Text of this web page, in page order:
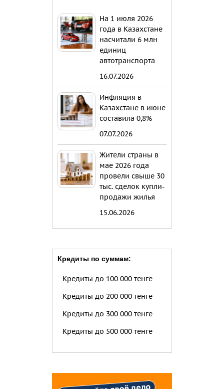
На 1 июля 2026
года в Казахстане
насчитали 6 млн
единиц
автотранспорта
16.07.2026
Инфляция в
Казахстане в июне
составила 0,8%
07.07.2026
Жители страны в
мае 2026 года
провели свыше 30
тыс. сделок купли-
продажи жилья
15.06.2026
Кредиты по суммам:
Кредиты до 100 000 тенге
Кредиты до 200 000 тенге
Кредиты до 300 000 тенге
Кредиты до 500 000 тенге